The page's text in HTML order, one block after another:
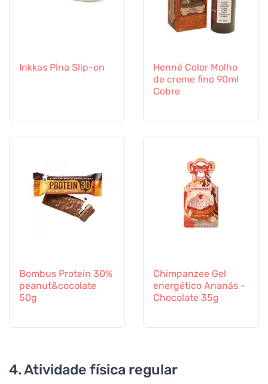
Inkkas Pina Slip-on
Henné Color Molho
de creme fino 90ml
Cobre
Bombus Protein 30%
peanut&cocolate
50g
Chimpanzee Gel
energético Ananás -
Chocolate 35g
4. Atividade física regular